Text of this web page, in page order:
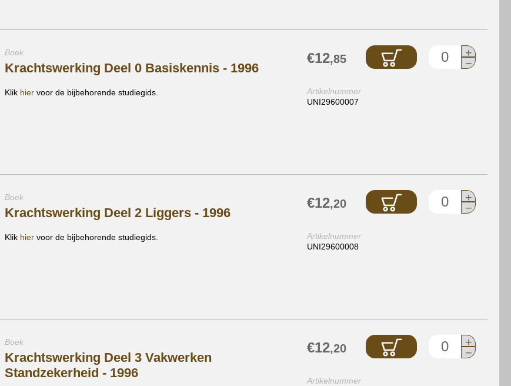
Boek
Krachtswerking Deel 0 Basiskennis - 1996
Klik hier voor de bijbehorende studiegids.
€12,85 +
−
Artikelnummer
UNI29600007
Boek
Krachtswerking Deel 2 Liggers - 1996
Klik hier voor de bijbehorende studiegids.
€12,20 +
−
Artikelnummer
UNI29600008
Boek
Krachtswerking Deel 3 Vakwerken
Standzekerheid - 1996
€12,20 +
−
Artikelnummer